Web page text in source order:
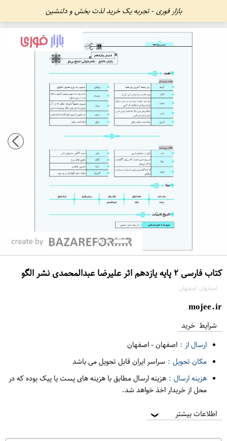
بازار فوری - تجربه یک خرید لذت بخش و دلنشین
کتاب فارسی ۲ پایه یازدهم اثر علیرضا عبدالمحمدی نشر الگو
اصفهان اصفهان
mojee.ir
شرایط خرید
ارسال از : اصفهان-اصفهان
مکان تحویل : سراسر ایران قابل تحویل می باشد
هزینه ارسال : هزینه ارسال مطابق با هزینه های پست یا پیک بوده که در
محل از خریدار اخذ خواهد شد.
اطلاعات بیشتر ❯